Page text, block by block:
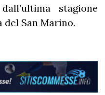
stagione
San Marino.